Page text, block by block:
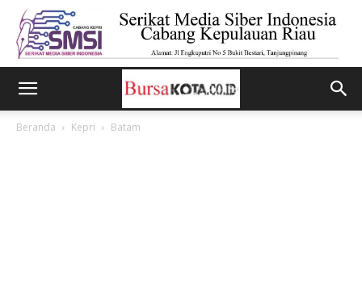
Beranda Kepri Batam